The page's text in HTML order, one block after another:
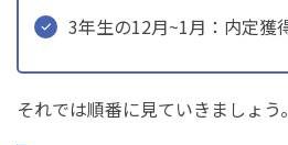
3年生の12月~1月：内定獲
それでは順番に見ていきましょう。